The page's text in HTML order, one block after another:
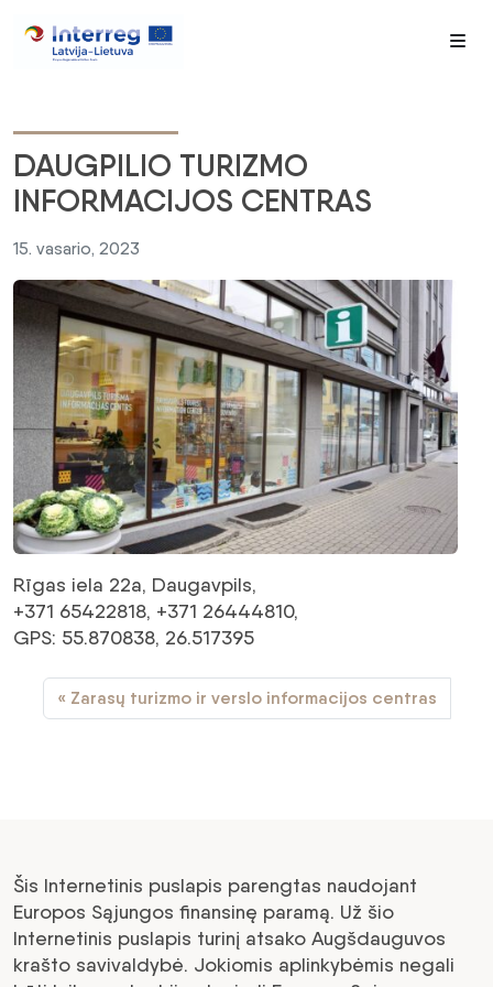
DAUGPILIO TURIZMO
INFORMACIJOS CENTRAS
15. vasario, 2023
Rīgas iela 22a, Daugavpils,
+371 65422818, +371 26444810,
GPS: 55.870838, 26.517395
Zarasų turizmo ir verslo informacijos centras
Šis Internetinis puslapis parengtas naudojant
Europos Sąjungos finansinę paramą. Už šio
Internetinis puslapis turinį atsako Augšdauguvos
krašto savivaldybė. Jokiomis aplinkybėmis negali